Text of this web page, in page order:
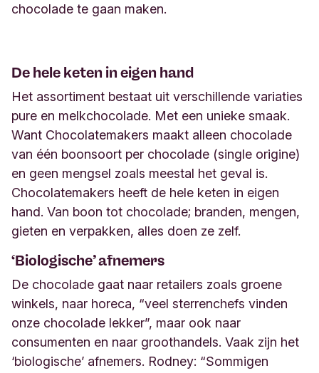
chocolade te gaan maken.
De hele keten in eigen hand
Het assortiment bestaat uit verschillende variaties
pure en melkchocolade. Met een unieke smaak.
Want Chocolatemakers maakt alleen chocolade
van één boonsoort per chocolade (single origine)
en geen mengsel zoals meestal het geval is.
Chocolatemakers heeft de hele keten in eigen
hand. Van boon tot chocolade; branden, mengen,
gieten en verpakken, alles doen ze zelf.
‘Biologische’ afnemers
De chocolade gaat naar retailers zoals groene
winkels, naar horeca, “veel sterrenchefs vinden
onze chocolade lekker”, maar ook naar
consumenten en naar groothandels. Vaak zijn het
‘biologische’ afnemers. Rodney: “Sommigen